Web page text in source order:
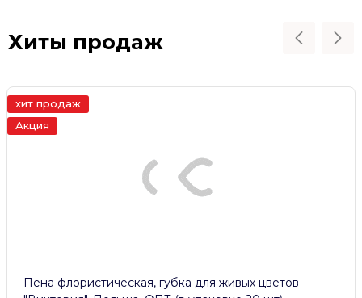
Хиты продаж
губка для живых цветов